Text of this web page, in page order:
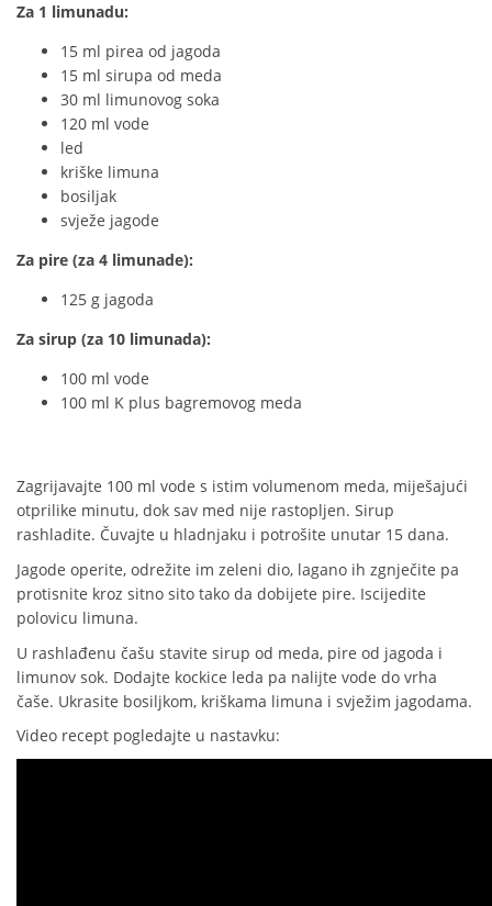
Za 1 limunadu:
15 ml pirea od jagoda
15 ml sirupa od meda
30 ml limunovog soka
120 ml vode
led
kriške limuna
bosiljak
svježe jagode
Za pire (za 4 limunade):
125 g jagoda
Za sirup (za 10 limunada):
100 ml vode
100 ml K plus bagremovog meda
Zagrijavajte 100 ml vode s istim volumenom meda, miješajući
otprilike minutu, dok sav med nije rastopljen. Sirup
rashladite. Čuvajte u hladnjaku i potrošite unutar 15 dana.
Jagode operite, odrežite im zeleni dio, lagano ih zgnječite pa
protisnite kroz sitno sito tako da dobijete pire. Iscijedite
polovicu limuna.
U rashlađenu čašu stavite sirup od meda, pire od jagoda i
limunov sok. Dodajte kockice leda pa nalijte vode do vrha
čaše. Ukrasite bosiljkom, kriškama limuna i svježim jagodama.
Video recept pogledajte u nastavku: